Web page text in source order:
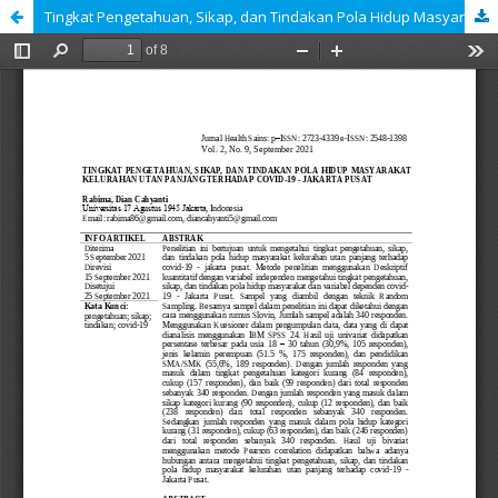
Tingkat Pengetahuan, Sikap, dan Tindakan Pola Hidup Masyarakat Kelurahan Utan Panjang Terhadap Covid-19 - Jakarta Pusat